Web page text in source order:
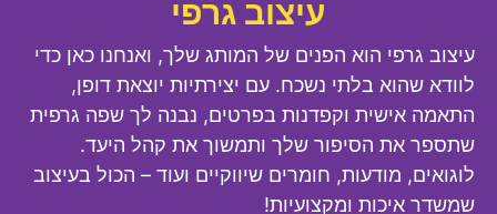
עיצוב גרפי
עיצוב גרפי הוא הפנים של המותג שלך, ואנחנו כאן כדי
לוודא שהוא בלתי נשכח. עם יצירתיות יוצאת דופן,
התאמה אישית וקפדנות בפרטים, נבנה לך שפה גרפית
שתספר את הסיפור שלך ותמשוך את קהל היעד.
לוגואים, מודעות, חומרים שיווקיים ועוד – הכול בעיצוב
שמשדר איכות ומקצועיות!